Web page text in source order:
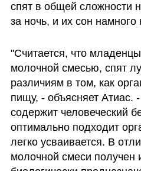
спят в общей сложности
за ночь, и их сон намного
"Считается, что
молочной смесью, спят
различиям в том, как
пищу, - объясняет Атиас.
содержит человеческий
оптимально подходит
легко усваивается. В
молочной смеси получен